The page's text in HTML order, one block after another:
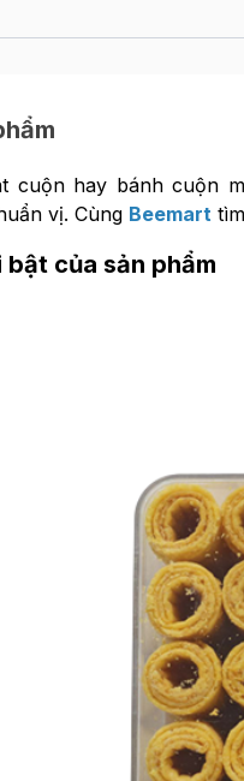
cuộn hay bánh cuộn
vị. Cùng Beemarttìm
của sản phẩm